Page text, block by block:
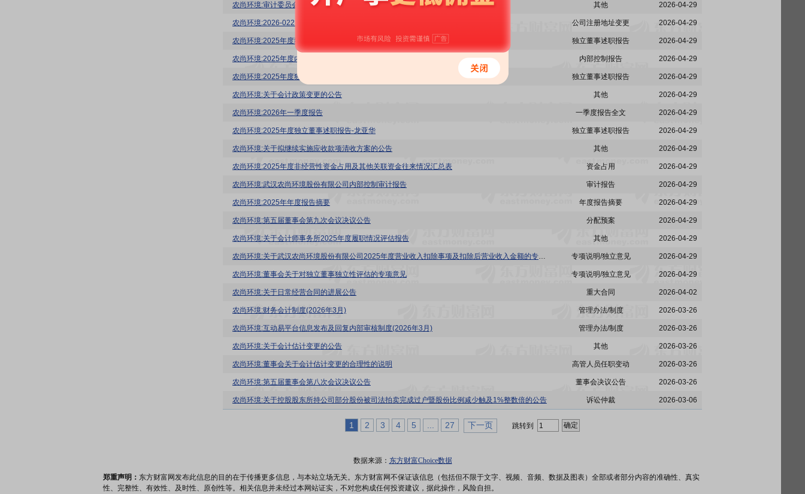
农尚环境:审计委员会对会计师事务所履行监督职责情况的报告 其他 2026-04-29
农尚环境:2026-022:关于拟变更注册地址并修订《公司章程》的公告 公司注册地址变更 2026-04-29
农尚环境:2025年度独立董事述职报告-刘杰成 独立董事述职报告 2026-04-29
农尚环境:2025年度内部控制评价报告 内部控制报告 2026-04-29
农尚环境:2025年度独立董事述职报告-李晓兵 独立董事述职报告 2026-04-29
农尚环境:关于会计政策变更的公告 其他 2026-04-29
农尚环境:2026年一季度报告 一季度报告全文 2026-04-29
农尚环境:2025年度独立董事述职报告-龙亚华 独立董事述职报告 2026-04-29
农尚环境:关于拟继续实施应收款项清收方案的公告 其他 2026-04-29
农尚环境:2025年度非经营性资金占用及其他关联资金往来情况汇总表 资金占用 2026-04-29
农尚环境:武汉农尚环境股份有限公司内部控制审计报告 审计报告 2026-04-29
农尚环境:2025年年度报告摘要 年度报告摘要 2026-04-29
农尚环境:第五届董事会第九次会议决议公告 分配预案 2026-04-29
农尚环境:关于会计师事务所2025年度履职情况评估报告 其他 2026-04-29
农尚环境:关于武汉农尚环境股份有限公司2025年度营业收入扣除事项及扣除后营业收入金额的专项审核报告 专项说明/独立意见 2026-04-29
农尚环境:董事会关于对独立董事独立性评估的专项意见 专项说明/独立意见 2026-04-29
农尚环境:关于日常经营合同的进展公告 重大合同 2026-04-02
农尚环境:财务会计制度(2026年3月) 管理办法/制度 2026-03-26
农尚环境:互动易平台信息发布及回复内部审核制度(2026年3月) 管理办法/制度 2026-03-26
农尚环境:关于会计估计变更的公告 其他 2026-03-26
农尚环境:董事会关于会计估计变更的合理性的说明 高管人员任职变动 2026-03-26
农尚环境:第五届董事会第八次会议决议公告 董事会决议公告 2026-03-26
农尚环境:关于控股股东所持公司部分股份被司法拍卖完成过户暨股份比例减少触及1%整数倍的公告 诉讼仲裁 2026-03-06
1 2 3 4 5 27 下一页 跳转到
数据来源： 东方财富Choice数据
郑重声明： 东方财富网发布此信息的目的在于传播更多信息，与本站立场无关。东方财富网不保证该信息（包括但不限于文字、视频、音频、数据及图表）全部或者部分内容的准确性、真实
性、完整性、有效性、及时性、原创性等。相关信息并未经过本网站证实，不对您构成任何投资建议，据此操作，风险自担。